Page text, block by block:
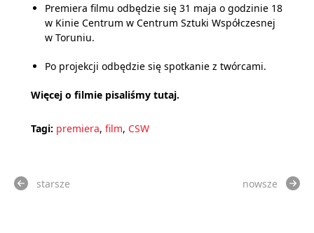
Premiera filmu odbędzie się 31 maja o godzinie 18
w Kinie Centrum w Centrum Sztuki Współczesnej
w Toruniu.
Po projekcji odbędzie się spotkanie z twórcami.
Więcej o filmie pisaliśmy tutaj.
Tagi: premiera, film, CSW
starsze nowsze